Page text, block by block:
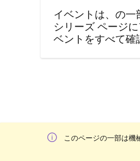
イベントは、の
シリーズ ページ
ベントをすべて確
このページの一部は機